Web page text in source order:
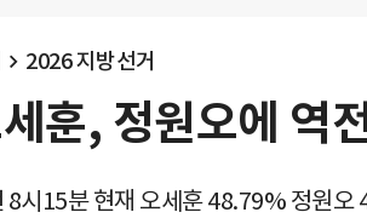
2026 지방선거
훈, 정원오에 역
8시15분 현재 오세훈 48.79% 정원오